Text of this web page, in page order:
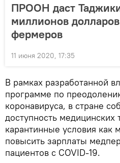
ПРООН даст
миллионов
фермеров
11 июня 2020, 17:35
В рамках разработанной
программе по
коронавируса, в стране
доступность медицинских
карантинные условия как
повысить зарплаты
пациентов с COVID-19.